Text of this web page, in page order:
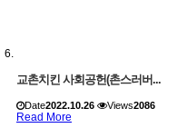
교촌치킨 사회공헌(촌스러버...
Date2022.10.26 Views2086
Read More